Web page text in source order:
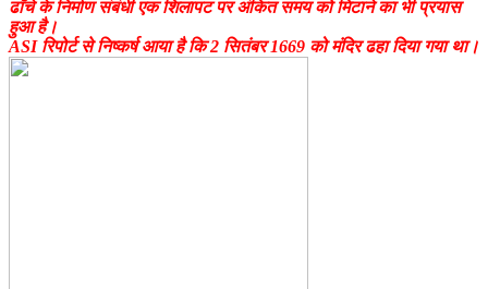
ढाँचे के निर्माण संबंधी एक शिलापट पर अंकित समय को मिटाने का भी प्रयास
हुआ है।
ASI रिपोर्ट से निष्कर्ष आया है कि 2 सितंबर 1669 को मंदिर ढहा दिया गया था।